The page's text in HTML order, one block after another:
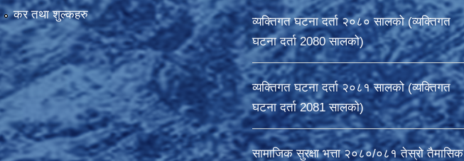
कर तथा शुल्कहरु
व्यक्तिगत घटना दर्ता २०८० सालको (व्यक्तिगत
घटना दर्ता 2080 सालको)
व्यक्तिगत घटना दर्ता २०८१ सालको (व्यक्तिगत
घटना दर्ता 2081 सालको)
सामाजिक सुरक्षा भत्ता २०८०/०८१ तेस्रो तैमासिक